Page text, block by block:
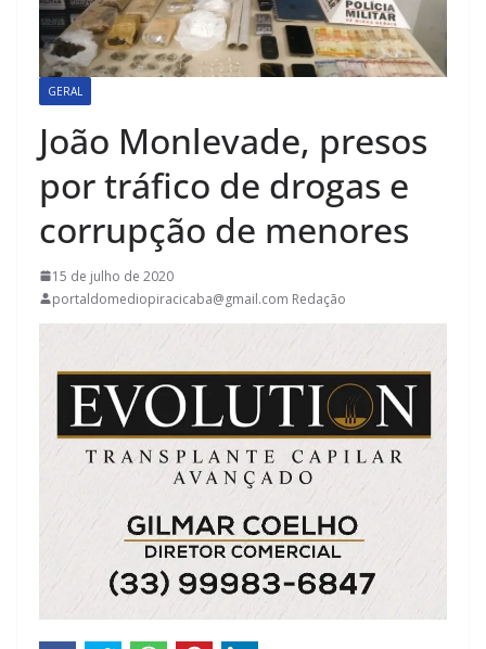
GERAL
João Monlevade, presos
por tráfico de drogas e
corrupção de menores
15 de julho de 2020
portaldomediopiracicaba@gmail.com Redação